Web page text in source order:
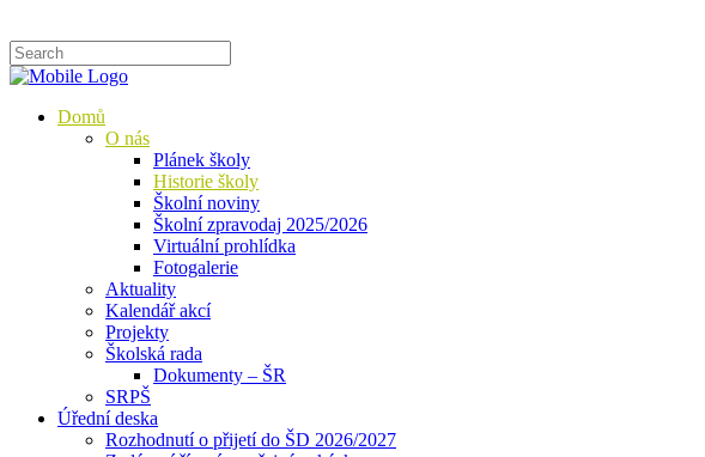
Domů
O nás
Plánek školy
Historie školy
Školní noviny
Školní zpravodaj 2025/2026
Virtuální prohlídka
Fotogalerie
Aktuality
Kalendář akcí
Projekty
Školská rada
Dokumenty – ŠR
SRPŠ
Úřední deska
Rozhodnutí o přijetí do ŠD 2026/2027